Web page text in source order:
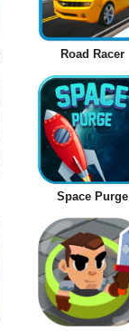
Road Racer
Space Purge